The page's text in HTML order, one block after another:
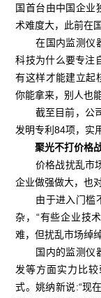
国首台由中国企业
术难度大，此前在
在国内监测仪器
科技为什么要专注
有这样才能建立起
你能拿来，别人也
截至目前，公司
发明专利84项，实
聚光不打价格
价格战扰乱市场
企业做强做大，也
由于进入门槛不
杂，“有些企业技
难，但扰乱市场绰
国内的监测仪器
发等方面实力比
式。姚纳新说:“现